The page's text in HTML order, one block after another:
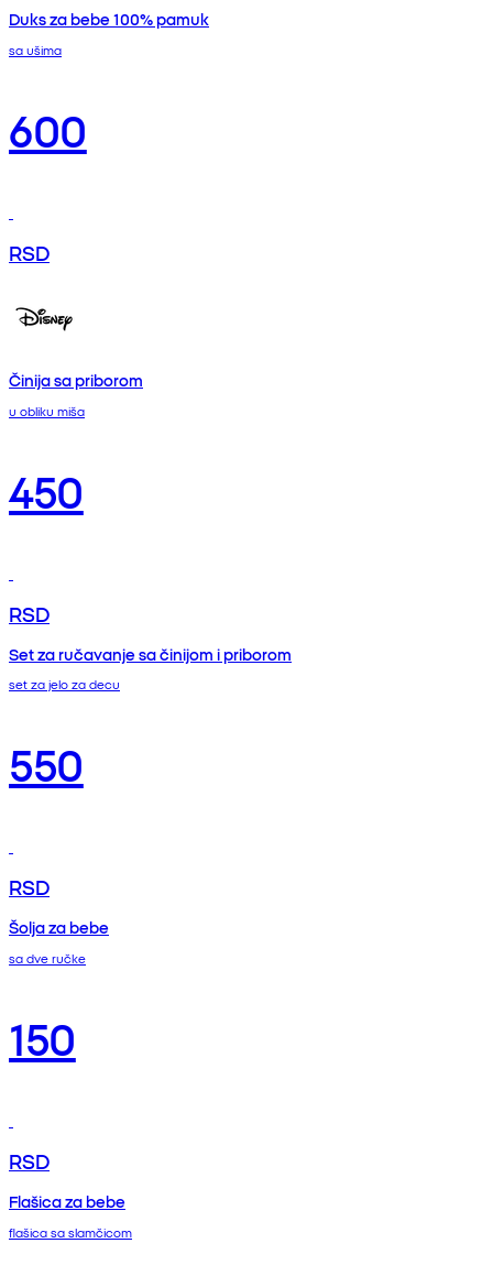
Duks za bebe 100% pamuk
sa ušima
600
RSD
Činija sa priborom
u obliku miša
450
RSD
Set za ručavanje sa činijom i priborom
set za jelo za decu
550
RSD
Šolja za bebe
sa dve ručke
150
RSD
Flašica za bebe
flašica sa slamčicom